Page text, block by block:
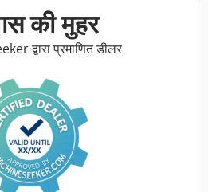
की मुहर
द्वारा प्रमाणित डीलर